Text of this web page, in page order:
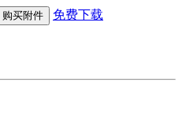
购买附件
免费下载